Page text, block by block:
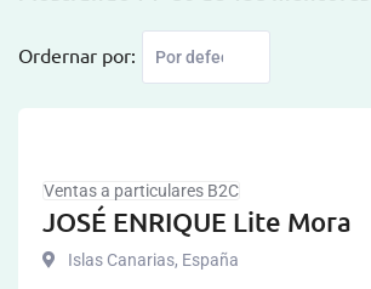
Ordernar por:
Ventas a particulares B2C
JOSÉ ENRIQUE Lite Mora
Islas Canarias, España